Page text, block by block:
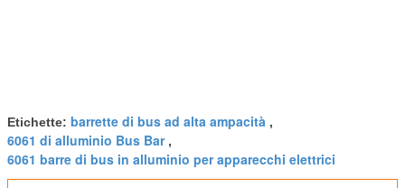
Etichette: barrette di bus ad alta ampacità ,
6061 di alluminio Bus Bar,
6061 barre di bus in alluminio per apparecchi elettrici